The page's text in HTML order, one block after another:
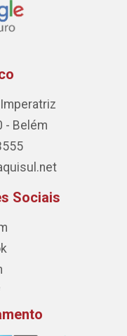
- Belém
Sociais